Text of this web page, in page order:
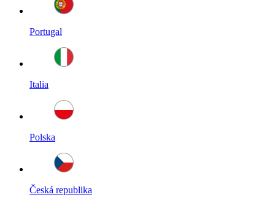
Portugal
Italia
Polska
Česká republika